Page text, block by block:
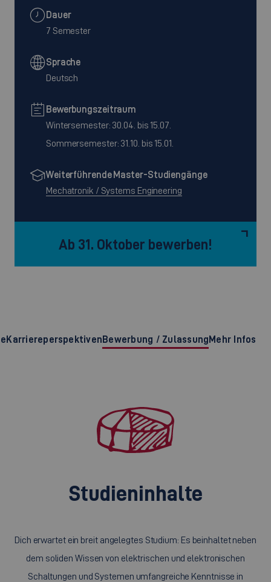
Dauer
7 Semester
Sprache
Deutsch
Bewerbungszeitraum
Wintersemester: 30.04. bis 15.07.
Sommersemester: 31.10. bis 15.01.
Weiterführende Master-Studiengänge
Mechatronik / Systems Engineering
Ab 31. Oktober bewerben!
Karriereperspektiven Bewerbung / Zulassung Mehr Infos
Studieninhalte
Dich erwartet ein breit angelegtes Studium: Es beinhaltet neben
dem soliden Wissen von elektrischen und elektronischen
Schaltungen und Systemen umfangreiche Kenntnisse in